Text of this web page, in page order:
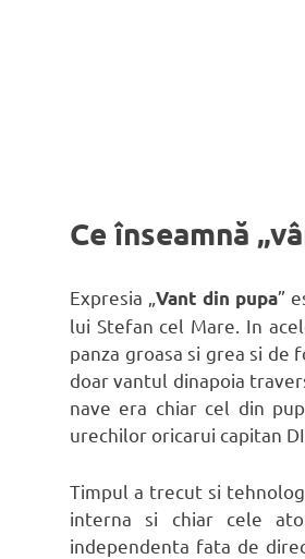
Ce înseamnă
Expresia „Vant din pupa”
lui Stefan cel Mare. In
panza groasa si grea si
doar vantul dinapoia
nave era chiar cel din
urechilor oricarui capitan
Timpul a trecut si
interna si chiar cele
independenta fata de